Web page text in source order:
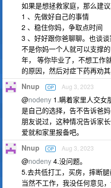
如果是想拯救家庭，那么建
1 、先做好自己的事情
2 、稳住你妈，争取点时间
3 、好好跟你爸聊聊。也谈
不是你妈一个人就可以支撑
年， 等你毕业了，不想工作
的原因，然后对症下药再劝其
Nnup OP Aug 3, 2023
@nodeny 1.瞒着家里人交女
是自己的选择，告不告诉爸
朋友说过，这种情况告诉家
爱就和家里报备吧。
Nnup OP Aug 3, 2023
@nodeny 4.没问题。
5.去共低打工，买房，摔断
当然不工作，我没任何意见